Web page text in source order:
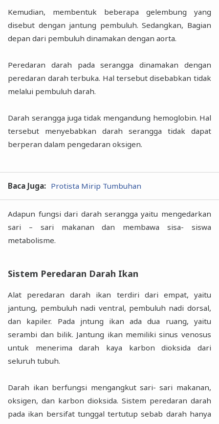
Kemudian, membentuk beberapa gelembung yang
disebut dengan jantung pembuluh. Sedangkan, Bagian
depan dari pembuluh dinamakan dengan aorta.
Peredaran darah pada serangga dinamakan dengan
peredaran darah terbuka. Hal tersebut disebabkan tidak
melalui pembuluh darah.
Darah serangga juga tidak mengandung hemoglobin. Hal
tersebut menyebabkan darah serangga tidak dapat
berperan dalam pengedaran oksigen.
Baca Juga: Protista Mirip Tumbuhan
Adapun fungsi dari darah serangga yaitu mengedarkan
sari – sari makanan dan membawa sisa- siswa
metabolisme.
Sistem Peredaran Darah Ikan
Alat peredaran darah ikan terdiri dari empat, yaitu
jantung, pembuluh nadi ventral, pembuluh nadi dorsal,
dan kapiler. Pada jntung ikan ada dua ruang, yaitu
serambi dan bilik. Jantung ikan memiliki sinus venosus
untuk menerima darah kaya karbon dioksida dari
seluruh tubuh.
Darah ikan berfungsi mengangkut sari- sari makanan,
oksigen, dan karbon dioksida. Sistem peredaran darah
pada ikan bersifat tunggal tertutup sebab darah hanya